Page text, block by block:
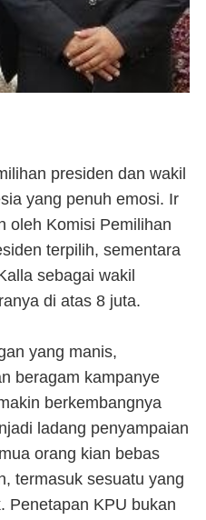
presiden dan wakil
yang penuh emosi. Ir
oleh Komisi Pemilihan
terpilih, sementara
sebagai wakil
di atas 8 juta.
yang manis,
beragam kampanye
berkembangnya
ladang penyampaian
orang kian bebas
termasuk sesuatu yang
Penetapan KPU bukan